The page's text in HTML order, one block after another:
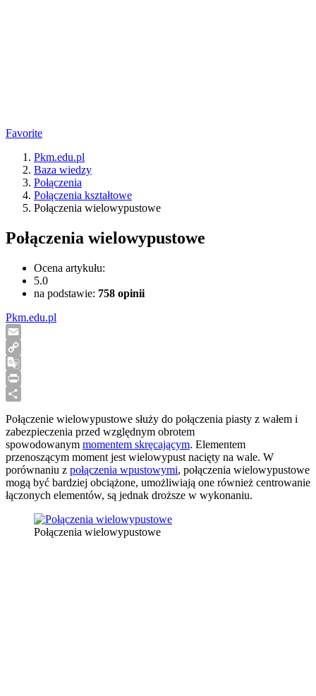
Favorite
Pkm.edu.pl
Baza wiedzy
Połączenia
Połączenia kształtowe
Połączenia wielowypustowe
Połączenia wielowypustowe
Ocena artykułu:
5.0
na podstawie: 758 opinii
Pkm.edu.pl
Email
Copy
Link
Google
Translate
Print
Połączenie wielowypustowe służy do połączenia piasty z wałem i
zabezpieczenia przed względnym obrotem
spowodowanym momentem skręcającym. Elementem
przenoszącym moment jest wielowypust nacięty na wale. W
porównaniu z połączenia wpustowymi, połączenia wielowypustowe
mogą być bardziej obciążone, umożliwiają one również centrowanie
łączonych elementów, są jednak droższe w wykonaniu.
Połączenia wielowypustowe